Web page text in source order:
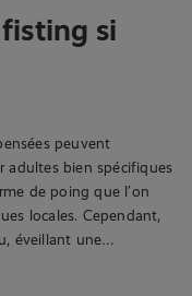
fisting si
peuvent
adultes bien spécifiques
de poing que l’on
locales. Cependant,
éveillant une…